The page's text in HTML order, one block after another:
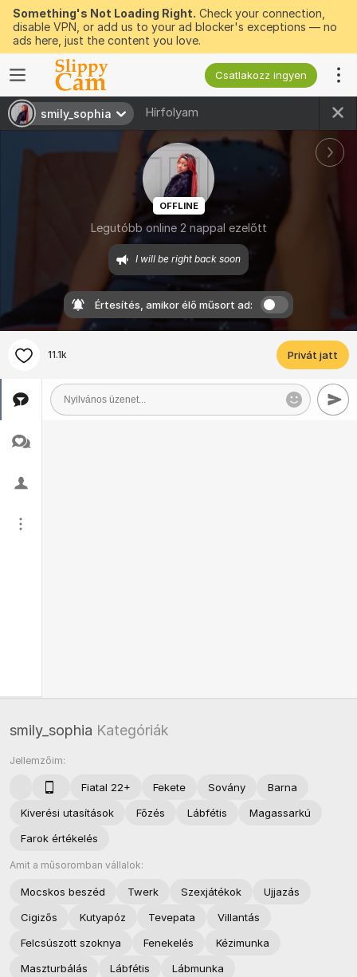
Something's Not Loading Right. Check your connection,
disable VPN, or add us to your ad blocker's exceptions — no
ads here, just the content you love.
Csatlakozz ingyen
smily_sophia Hírfolyam
OFFLINE
Legutóbb online 2 nappal ezelőtt
I will be right back soon
Értesítés, amikor élő műsort ad:
11.1k Privát jatt
smily_sophia Kategóriák
Jellemzőim:
Fiatal 22+ Fekete Sovány
Barna
Kiverési utasítások
Főzés Lábfétis
Magassarkú
Farok értékelés
Amit a műsoromban vállalok:
Mocskos beszéd Twerk Szexjátékok
Ujjazás
Cigizős
Kutyapóz Tevepata
Villantás
Felcsúszott szoknya
Fenekelés
Kézimunka
Maszturbálás
Lábfétis Lábmunka